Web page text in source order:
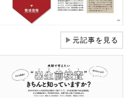
▶元記事を見る